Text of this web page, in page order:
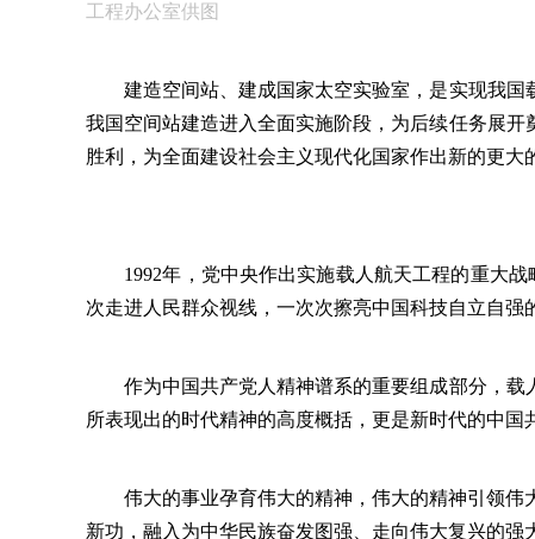
工程办公室供图
建造空间站、建成国家太空实验室，是实现我国
我国空间站建造进入全面实施阶段，为后续任务展
胜利，为全面建设社会主义现代化国家作出新的更大
1992年，党中央作出实施载人航天工程的重大战
次走进人民群众视线，一次次擦亮中国科技自立自强
作为中国共产党人精神谱系的重要组成部分，载
所表现出的时代精神的高度概括，更是新时代的中
伟大的事业孕育伟大的精神，伟大的精神引领伟
新功，融入为中华民族奋发图强、走向伟大复兴的强